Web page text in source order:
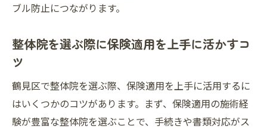
ブル防止につながります。
整体院を選ぶ際に保険適用を上手に活かすコ
ツ
鶴見区で整体院を選ぶ際、保険適用を上手に活用するに
はいくつかのコツがあります。まず、保険適用の施術経
験が豊富な整体院を選ぶことで、手続きや書類対応がス